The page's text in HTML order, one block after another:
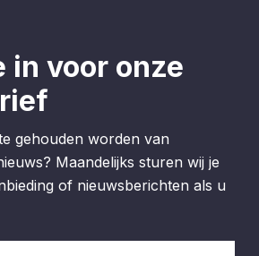
in voor onze
gehouden worden van
Maandelijks sturen wij je
of nieuwsberichten als u